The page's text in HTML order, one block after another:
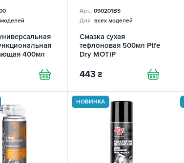
400мл
Арт.: 090201BS
Для всех моделей
Смазка сухая
тефлоновая 500мл Ptfe
Dry MOTIP
443 ₴
НОВИНКА